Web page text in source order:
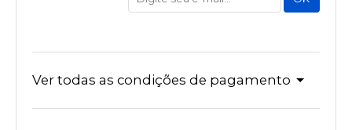
Ver todas as condições de pagamento